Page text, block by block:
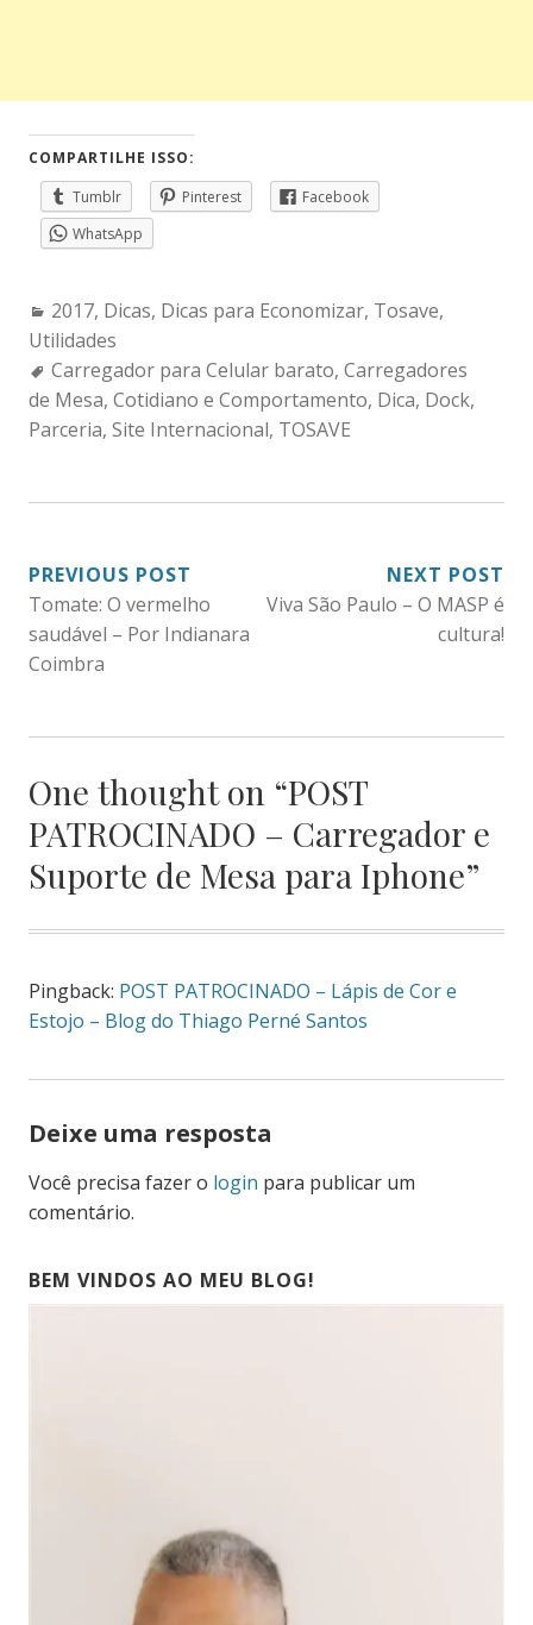
COMPARTILHE ISSO:
Tumblr
Pinterest
Facebook
WhatsApp
Categories:
2017, Dicas, Dicas para Economizar, Tosave,
Utilidades
Tags:
Carregador para Celular barato, Carregadores
de Mesa, Cotidiano e Comportamento, Dica, Dock,
Parceria, Site Internacional, TOSAVE
NAVEGAÇÃO
DE
POST
PREVIOUS POST
Tomate: O vermelho
saudável – Por Indianara
Coimbra
NEXT POST
Viva São Paulo – O MASP é
cultura!
One thought on “POST
PATROCINADO – Carregador e
Suporte de Mesa para Iphone”
Pingback: POST PATROCINADO – Lápis de Cor e
Estojo – Blog do Thiago Perné Santos
Deixe uma resposta
Você precisa fazer o login para publicar um
comentário.
BEM VINDOS AO MEU BLOG!